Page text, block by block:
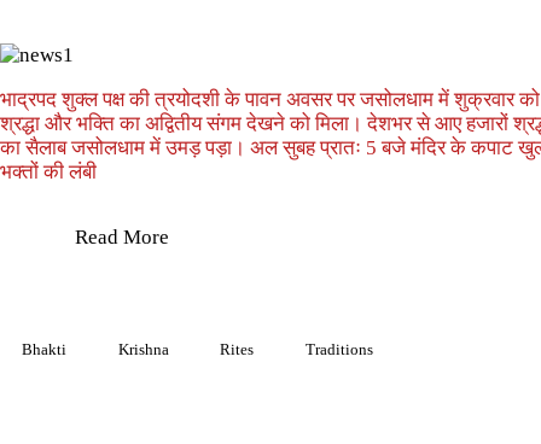
भाद्रपद शुक्ल पक्ष की त्रयोदशी के पावन अवसर पर जसोलधाम में शुक्रवार
श्रद्धा और भक्ति का अद्वितीय संगम देखने को मिला। देशभर से आए हजारों
का सैलाब जसोलधाम में उमड़ पड़ा। अल सुबह प्रातः 5 बजे मंदिर के कपाट
भक्तों की लंबी
Read More
Bhakti Krishna Rites Traditions